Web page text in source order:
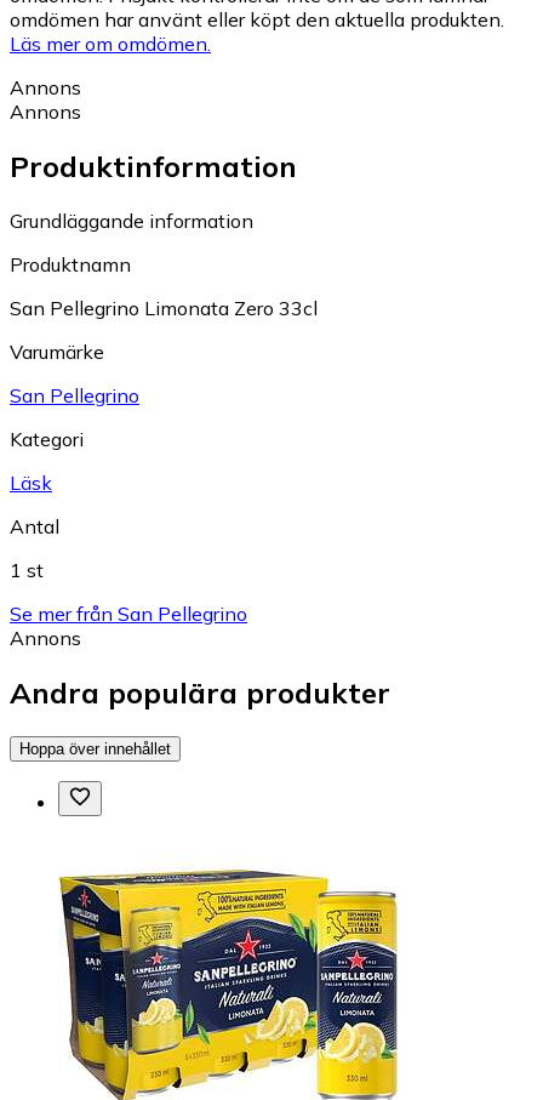
omdömen har använt eller köpt den aktuella produkten.
Läs mer om omdömen.
Annons
Annons
Produktinformation
Grundläggande information
Produktnamn
San Pellegrino Limonata Zero 33cl
Varumärke
San Pellegrino
Kategori
Läsk
Antal
1 st
Se mer från San Pellegrino
Annons
Andra populära produkter
Hoppa över innehållet